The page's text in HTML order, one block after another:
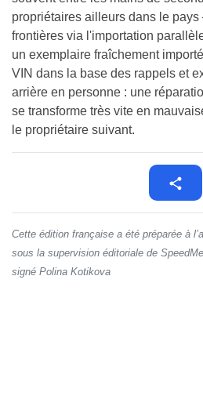
propriétaires ailleurs dans le
frontières via l'importation
un exemplaire fraîchement
VIN dans la base des rappels et
arrière en personne : une
se transforme très vite en
le propriétaire suivant.
Cette édition française a été préparée à
sous la supervision éditoriale de
signé Polina Kotikova